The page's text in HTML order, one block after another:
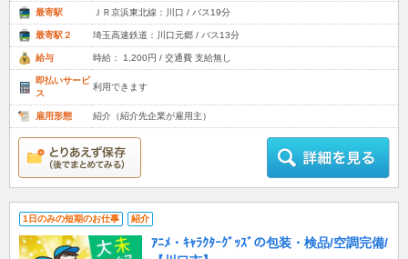
最寄駅 ＪＲ京浜東北線：川口 / バス19分
最寄駅２ 埼玉高速鉄道：川口元郷 / バス13分
給与 時給： 1,200円 / 交通費 支給無し
即払いサービ
ス
利用できます
雇用形態 紹介（紹介先企業が雇用主）
1日のみの短期のお仕事 紹介
ｱﾆﾒ・ｷｬﾗｸﾀｰｸﾞｯｽﾞの包装・検品/空調完備/